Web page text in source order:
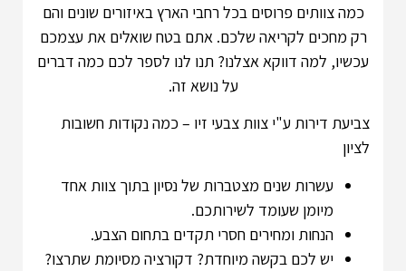
כמה צוותים פרוסים בכל רחבי הארץ באיזורים שונים והם
רק מחכים לקריאה שלכם. אתם בטח שואלים את עצמכם
עכשיו, למה דווקא אצלנו? תנו לנו לספר לכם כמה דברים
על נושא זה.
צביעת דירות ע"י צוות צבעי זיו – כמה נקודות חשובות
לציון
עשרות שנים מצטברות של נסיון בתוך צוות אחד
מיומן שעומד לשירותכם.
הנחות ומחירים חסרי תקדים בתחום הצבע.
יש לכם בקשה מיוחדת? דקורציה מסיומת שתרצו?